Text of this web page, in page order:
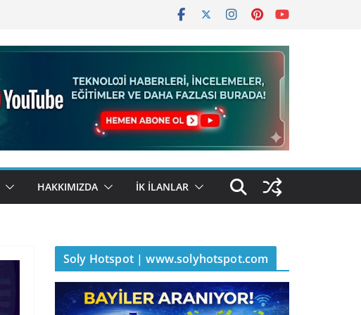
HAKKIMIZDA İK İLANLAR
Soly Hotspot | www.solyhotspot.com